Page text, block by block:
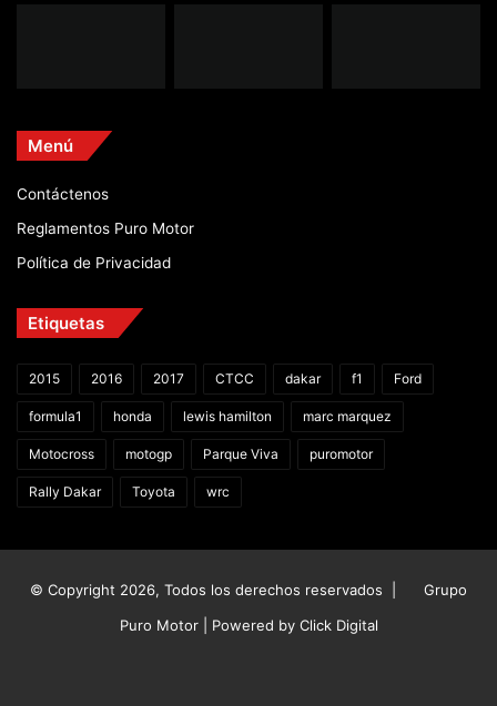
Menú
Contáctenos
Reglamentos Puro Motor
Política de Privacidad
Etiquetas
2015 2016 2017 CTCC dakar f1 Ford
formula1 honda lewis hamilton marc marquez
Motocross motogp Parque Viva puromotor
Rally Dakar Toyota wrc
© Copyright 2026, Todos los derechos reservados |
Grupo
Puro Motor | Powered by Click Digital